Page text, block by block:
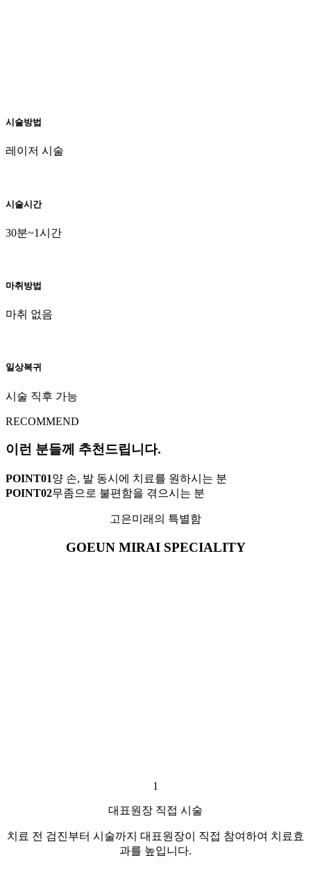
시술방법
레이저 시술
시술시간
30분~1시간
마취방법
마취 없음
일상복귀
시술 직후 가능
RECOMMEND
이런 분들께 추천드립니다.
POINT01양 손, 발 동시에 치료를 원하시는 분
POINT02무좀으로 불편함을 겪으시는 분
고은미래의 특별함
GOEUN MIRAI SPECIALITY
1
대표원장 직접 시술
치료 전 검진부터 시술까지 대표원장이 직접 참여하여 치료효
과를 높입니다.